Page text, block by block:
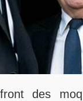
des